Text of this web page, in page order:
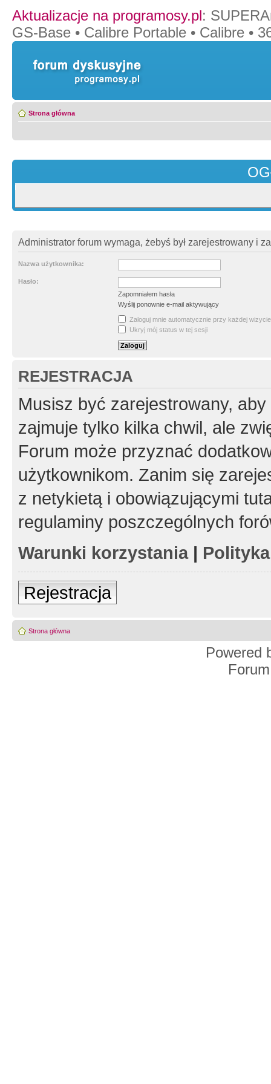
Aktualizacje na programosy.pl:
GS-Base • Calibre Portable • Calibre •
Strona główna
Administrator forum wymaga, żebyś był zarejestrowany i
Nazwa użytkownika:
Hasło:
Zapomniałem hasła
Wyślij ponownie e-mail aktywujący
Zaloguj mnie automatycznie przy każdej wizycie
Ukryj mój status w tej sesji
REJESTRACJA
Musisz być zarejestrowany,
zajmuje tylko kilka chwil, ale
Forum może przyznać
użytkownikom. Zanim się
z netykietą i obowiązującymi
regulaminy poszczególnych
Warunki korzystania|
Rejestracja
Strona główna
Powered